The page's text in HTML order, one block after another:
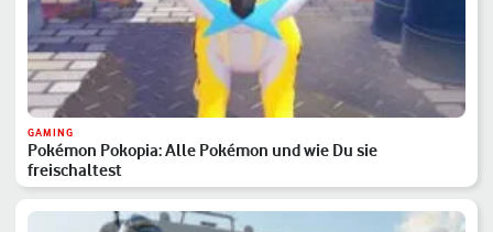
GAMING
Pokémon Pokopia: Alle Pokémon und wie Du sie
freischaltest